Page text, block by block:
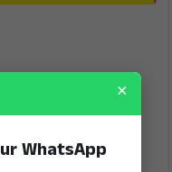
×
WhatsApp